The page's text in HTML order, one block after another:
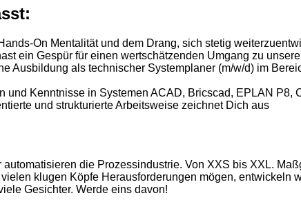
On Mentalität und dem Drang, sich stetig
ein Gespür für einen wertschätzenden Umgang zu
Ausbildung als technischer Systemplaner (m/w/d) im
und Kenntnisse in Systemen ACAD, Bricscad, EPLAN P8,
und strukturierte Arbeitsweise zeichnet Dich aus
automatisieren die Prozessindustrie. Von XXS bis XXL.
klugen Köpfe Herausforderungen mögen,
Gesichter. Werde eins davon!